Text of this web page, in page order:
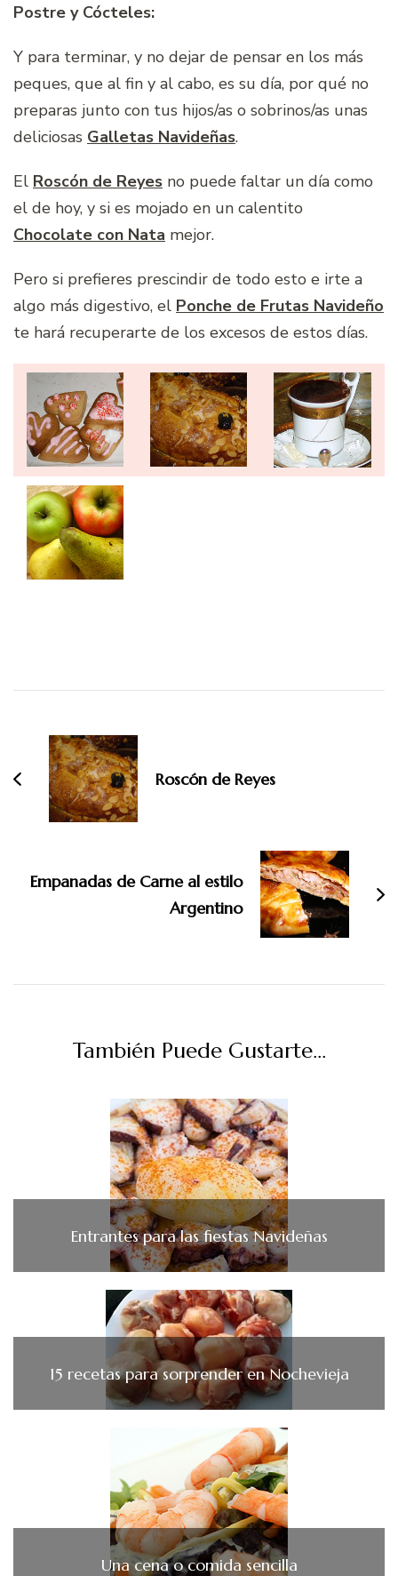
Postre y Cócteles:
Y para terminar, y no dejar de pensar en los más
peques, que al fin y al cabo, es su día, por qué no
preparas junto con tus hijos/as o sobrinos/as unas
deliciosas Galletas Navideñas.
El Roscón de Reyes no puede faltar un día como
el de hoy, y si es mojado en un calentito
Chocolate con Nata mejor.
Pero si prefieres prescindir de todo esto e irte a
algo más digestivo, el Ponche de Frutas Navideño
te hará recuperarte de los excesos de estos días.
entradas
Roscón de Reyes
Empanadas de Carne al estilo
Argentino
También Puede Gustarte...
Entrantes para las fiestas Navideñas
15 recetas para sorprender en Nochevieja
Una cena o comida sencilla